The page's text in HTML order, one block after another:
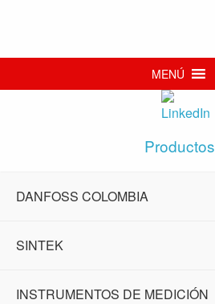
MENÚ
Productos
DANFOSS COLOMBIA
SINTEK
INSTRUMENTOS DE MEDICIÓN